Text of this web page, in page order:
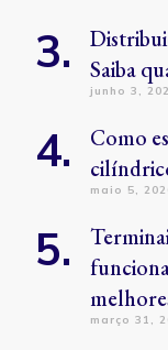
Saiba
junho 3,
Como
maio 5,
março 31,